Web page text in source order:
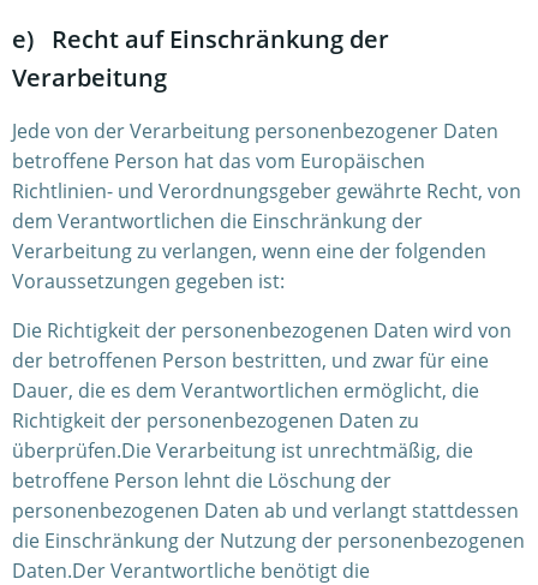
e) Recht auf Einschränkung der
Verarbeitung
Jede von der Verarbeitung personenbezogener Daten
betroffene Person hat das vom Europäischen
Richtlinien- und Verordnungsgeber gewährte Recht, von
dem Verantwortlichen die Einschränkung der
Verarbeitung zu verlangen, wenn eine der folgenden
Voraussetzungen gegeben ist:
Die Richtigkeit der personenbezogenen Daten wird von
der betroffenen Person bestritten, und zwar für eine
Dauer, die es dem Verantwortlichen ermöglicht, die
Richtigkeit der personenbezogenen Daten zu
überprüfen.Die Verarbeitung ist unrechtmäßig, die
betroffene Person lehnt die Löschung der
personenbezogenen Daten ab und verlangt stattdessen
die Einschränkung der Nutzung der personenbezogenen
Daten.Der Verantwortliche benötigt die